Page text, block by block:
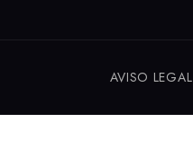
AVISO LEGAL